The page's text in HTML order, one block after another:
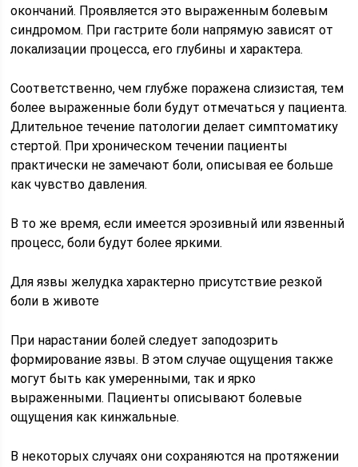
окончаний. Проявляется это выраженным болевым
синдромом. При гастрите боли напрямую зависят от
локализации процесса, его глубины и характера.
Соответственно, чем глубже поражена слизистая, тем
более выраженные боли будут отмечаться у пациента.
Длительное течение патологии делает симптоматику
стертой. При хроническом течении пациенты
практически не замечают боли, описывая ее больше
как чувство давления.
В то же время, если имеется эрозивный или язвенный
процесс, боли будут более яркими.
Для язвы желудка характерно присутствие резкой
боли в животе
При нарастании болей следует заподозрить
формирование язвы. В этом случае ощущения также
могут быть как умеренными, так и ярко
выраженными. Пациенты описывают болевые
ощущения как кинжальные.
В некоторых случаях они сохраняются на протяжении